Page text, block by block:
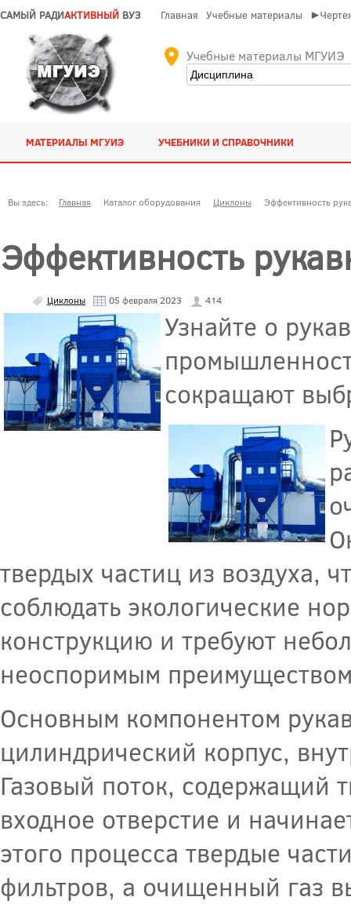
САМЫЙ РАДИАКТИВНЫЙ ВУЗ Главная Учебные материалы
Учебные материалы МГУИЭ
МАТЕРИАЛЫ МГУИЭ УЧЕБНИКИ И СПРАВОЧНИКИ
Вы здесь: Главная Каталог оборудования Циклоны Эффективность
Эффективность
Циклоны 05 февраля 2023 414
Узнайте о
сокращают
твердых частиц из воздуха,
соблюдать экологические
конструкцию и требуют
неоспоримым
Основным компонентом
цилиндрический корпус,
Газовый поток, содержащий
входное отверстие и
этого процесса твердые
фильтров, а очищенный газ